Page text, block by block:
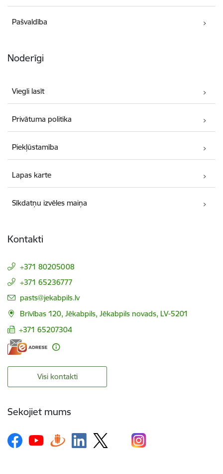
Pašvaldība
Noderīgi
Viegli lasīt
Privātuma politika
Piekļūstamība
Lapas karte
Sīkdatņu izvēles maiņa
Kontakti
+371 80205008
+371 65236777
E-pasts:
pasts@jekabpils.lv
Brīvības 120, Jēkabpils, Jēkabpils novads, LV-5201
+371 65207304
Visi kontakti
Sekojiet mums